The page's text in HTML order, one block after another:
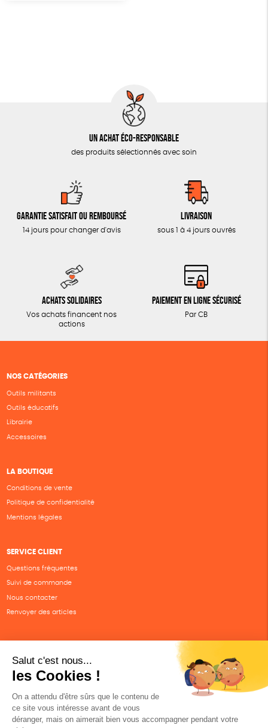
Un achat éco-responsable
des produits sélectionnés avec soin
Garantie satisfait ou remboursé
14 jours pour changer d'avis
Livraison
sous 1 à 4 jours ouvrés
Achats solidaires
Vos achats financent nos
actions
Paiement en ligne sécurisé
Par CB
NOS CATÉGORIES
Outils militants
Outils éducatifs
Librairie
Accessoires
LA BOUTIQUE
Conditions de vente
Politique de confidentialité
Mentions légales
SERVICE CLIENT
Questions fréquentes
Suivi de commande
Nous contacter
Renvoyer des articles